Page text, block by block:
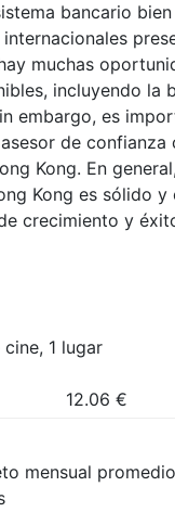
bancario
muchas
incluyendo la
embargo, es
de confianza
Kong. En
Kong es sólido y
crecimiento y
1 lugar
12.06 €
mensual